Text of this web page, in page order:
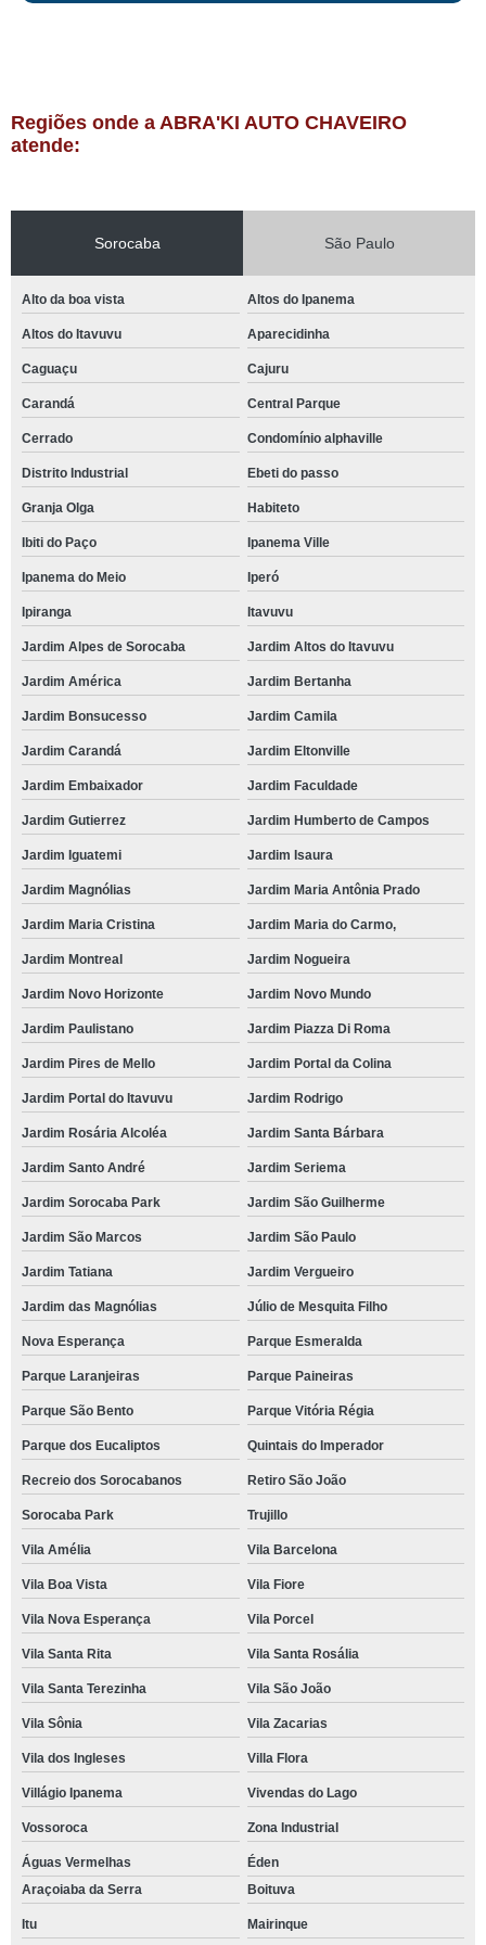
Regiões onde a ABRA'KI AUTO CHAVEIRO
atende:
Sorocaba São Paulo
Alto da boa vista Altos do Ipanema
Altos do Itavuvu Aparecidinha
Caguaçu Cajuru
Carandá Central Parque
Cerrado Condomínio alphaville
Distrito Industrial Ebeti do passo
Granja Olga Habiteto
Ibiti do Paço Ipanema Ville
Ipanema do Meio Iperó
Ipiranga Itavuvu
Jardim Alpes de Sorocaba Jardim Altos do Itavuvu
Jardim América Jardim Bertanha
Jardim Bonsucesso Jardim Camila
Jardim Carandá Jardim Eltonville
Jardim Embaixador Jardim Faculdade
Jardim Gutierrez Jardim Humberto de Campos
Jardim Iguatemi Jardim Isaura
Jardim Magnólias Jardim Maria Antônia Prado
Jardim Maria Cristina Jardim Maria do Carmo,
Jardim Montreal Jardim Nogueira
Jardim Novo Horizonte Jardim Novo Mundo
Jardim Paulistano Jardim Piazza Di Roma
Jardim Pires de Mello Jardim Portal da Colina
Jardim Portal do Itavuvu Jardim Rodrigo
Jardim Rosária Alcoléa Jardim Santa Bárbara
Jardim Santo André Jardim Seriema
Jardim Sorocaba Park Jardim São Guilherme
Jardim São Marcos Jardim São Paulo
Jardim Tatiana Jardim Vergueiro
Jardim das Magnólias Júlio de Mesquita Filho
Nova Esperança Parque Esmeralda
Parque Laranjeiras Parque Paineiras
Parque São Bento Parque Vitória Régia
Parque dos Eucaliptos Quintais do Imperador
Recreio dos Sorocabanos Retiro São João
Sorocaba Park Trujillo
Vila Amélia Vila Barcelona
Vila Boa Vista Vila Fiore
Vila Nova Esperança Vila Porcel
Vila Santa Rita Vila Santa Rosália
Vila Santa Terezinha Vila São João
Vila Sônia Vila Zacarias
Vila dos Ingleses Villa Flora
Villágio Ipanema Vivendas do Lago
Vossoroca Zona Industrial
Águas Vermelhas
Éden
Araçoiaba da Serra
Boituva
Itu Mairinque